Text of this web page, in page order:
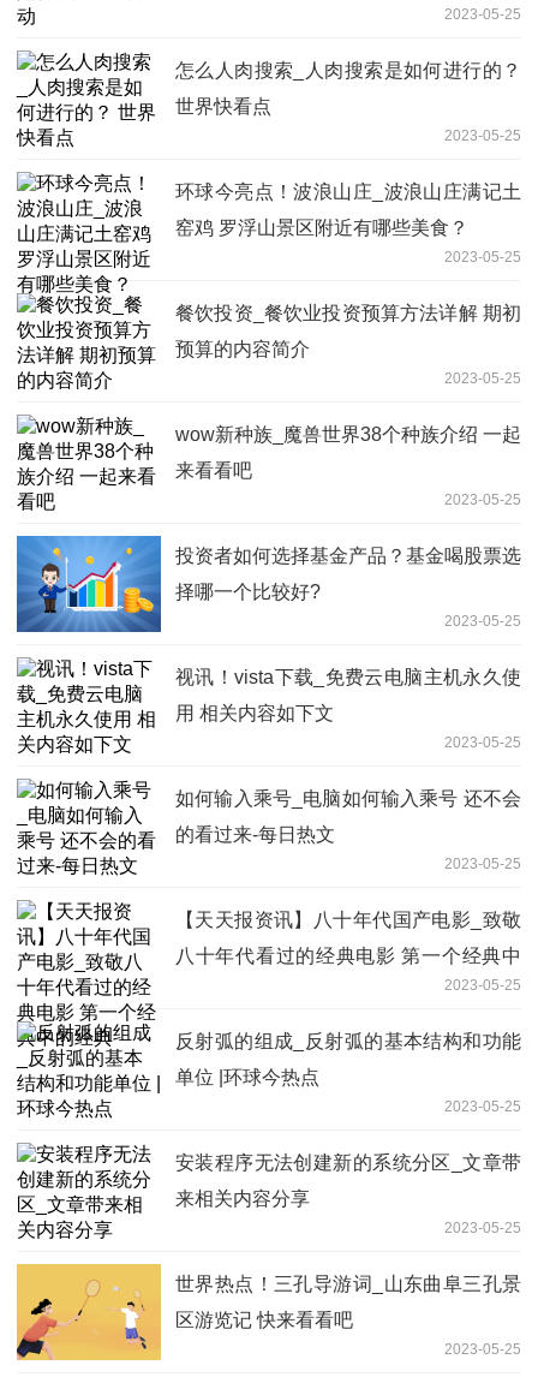
2023-05-25
怎么人肉搜索_人肉搜索是如何进行的？
世界快看点
2023-05-25
环球今亮点！波浪山庄_波浪山庄满记土
窑鸡 罗浮山景区附近有哪些美食？
2023-05-25
餐饮投资_餐饮业投资预算方法详解 期初
预算的内容简介
2023-05-25
wow新种族_魔兽世界38个种族介绍 一起
来看看吧
2023-05-25
投资者如何选择基金产品？基金喝股票选
择哪一个比较好?
2023-05-25
视讯！vista下载_免费云电脑主机永久使
用 相关内容如下文
2023-05-25
如何输入乘号_电脑如何输入乘号 还不会
的看过来-每日热文
2023-05-25
【天天报资讯】八十年代国产电影_致敬
八十年代看过的经典电影 第一个经典中
2023-05-25
反射弧的组成_反射弧的基本结构和功能
单位 |环球今热点
2023-05-25
安装程序无法创建新的系统分区_文章带
来相关内容分享
2023-05-25
世界热点！三孔导游词_山东曲阜三孔景
区游览记 快来看看吧
2023-05-25